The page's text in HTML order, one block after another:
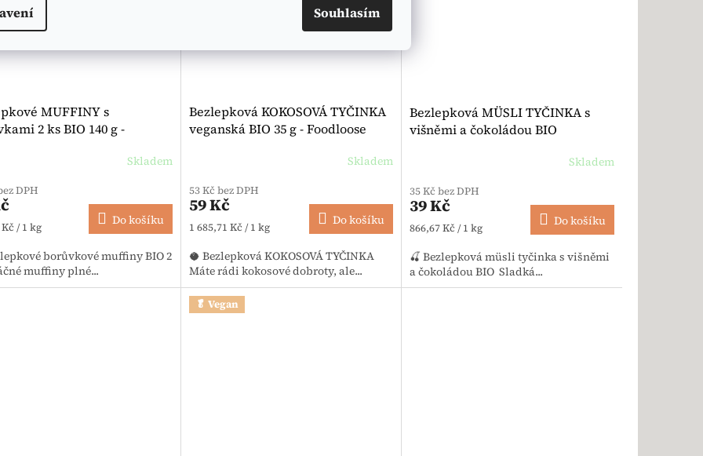
Souhlasím
MUFFINY s
2 ks BIO 140 g -
Skladem
DPH
/ 1 kg Do košíku
borůvkové muffiny BIO 2
muffiny plné...
Bezlepková KOKOSOVÁ TYČINKA
veganská BIO 35 g - Foodloose
Skladem
53 Kč bez DPH
59 Kč
Měrná cena:
1 685,71 Kč / 1 kg Do košíku
🥥 Bezlepková KOKOSOVÁ TYČINKA
Máte rádi kokosové dobroty, ale...
Bezlepková MÜSLI TYČINKA s
višněmi a čokoládou BIO
Skladem
35 Kč bez DPH
39 Kč
Měrná cena:
866,67 Kč / 1 kg Do košíku
🍒 Bezlepková müsli tyčinka s višněmi
a čokoládou BIO Sladká...
🥬 Vegan